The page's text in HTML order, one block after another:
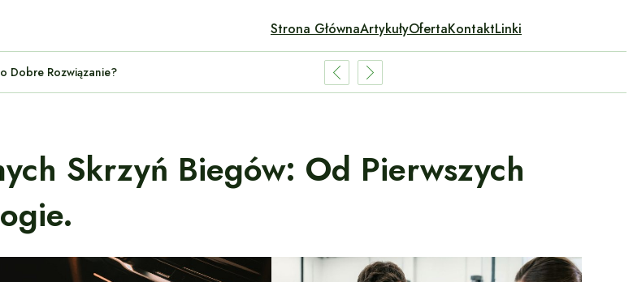
Strona GłównaArtykułyOfertaKontaktLinki
To Dobre Rozwiązanie?
Skrzyń Biegów: Od Pierwszych